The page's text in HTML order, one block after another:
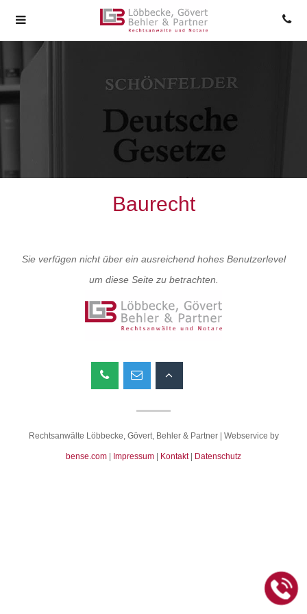
Baurecht
Sie verfügen nicht über ein ausreichend hohes Benutzerlevel
um diese Seite zu betrachten.
Rechtsanwälte Löbbecke, Gövert, Behler & Partner | Webservice by
bense.com Impressum Kontakt| Datenschutz